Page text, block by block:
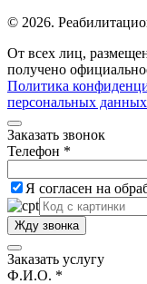
© 2026.
От всех лиц,
получено
Политика
персональных данных
Заказать звонок
Телефон *
Я согласен на
Жду звонка
Заказать услугу
Ф.И.О. *